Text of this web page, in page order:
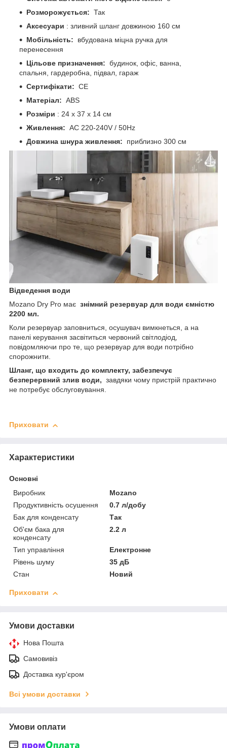
Розморожується: Так
Аксесуари : зливний шланг довжиною 160 см
Мобільність: вбудована міцна ручка для
перенесення
Цільове призначення: будинок, офіс, ванна,
спальня, гардеробна, підвал, гараж
Сертифікати: CE
Матеріал: ABS
Розміри : 24 х 37 х 14 см
Живлення: AC 220-240V / 50Hz
Довжина шнура живлення: приблизно 300 см
Відведення води
Mozano Dry Pro має знімний резервуар для води ємністю
2200 мл.
Коли резервуар заповниться, осушувач вимкнеться, а на
панелі керування засвітиться червоний світлодіод,
повідомляючи про те, що резервуар для води потрібно
спорожнити.
Шланг, що входить до комплекту, забезпечує
безперервний злив води, завдяки чому пристрій практично
не потребує обслуговування.
Приховати
Характеристики
Основні
Виробник
Mozano
Продуктивність осушення
0.7 л/добу
Бак для конденсату
Так
Об'єм бака для
конденсату
2.2 л
Тип управління
Електронне
Рівень шуму
35 дБ
Стан
Новий
Приховати
Умови доставки
Нова Пошта
Самовивіз
Доставка кур'єром
Всі умови доставки
Умови оплати